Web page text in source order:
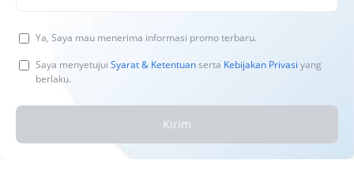
Ya, Saya mau menerima informasi promo terbaru.
Saya menyetujui Syarat & Ketentuanserta Kebijakan Privasi yang
berlaku.
Kirim